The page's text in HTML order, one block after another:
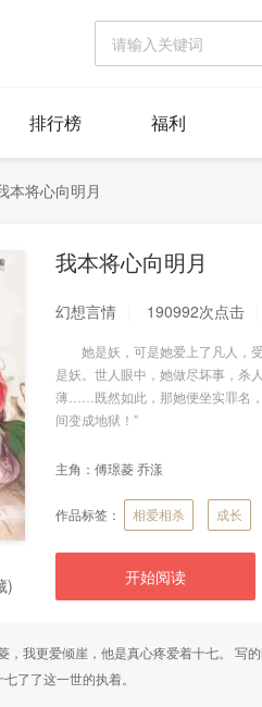
排行榜 福利
本将心向明月
)
我本将心向明月
幻想言情 190992次点击
她是妖，可是她爱上了凡人，受
是妖。世人眼中，她做尽坏事，杀
薄……既然如此，那她便坐实罪名
间变成地狱！”
主角： 傅璟菱 乔漾
作品标签： 相爱相杀 成长
开始阅读
，我更爱倾崖，他是真心疼爱着十七。 写
了了这一世的执着。